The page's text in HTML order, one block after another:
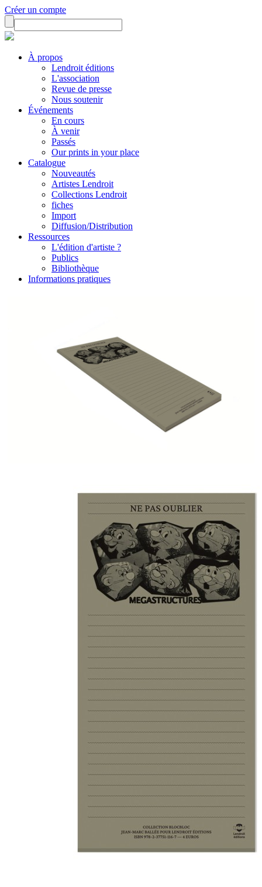
Créer un compte
À propos
Lendroit éditions
L'association
Revue de presse
Nous soutenir
Événements
En cours
À venir
Passés
Our prints in your place
Catalogue
Nouveautés
Artistes Lendroit
Collections Lendroit
fiches
Import
Diffusion/Distribution
Ressources
L'édition d'artiste ?
Publics
Bibliothèque
Informations pratiques